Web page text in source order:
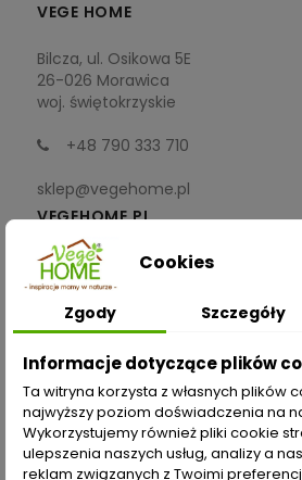
VEGE HOME
Bilcza, ul. Osikowa 5E
26-026 Morawica
woj. świętokrzyskie
+48 790 333 710
sklep@vegehome.pl
VEGEHOME.PL
INFORMACJE
ZAKUPY
Moje konto
Opcje dostawy
Metody płatności
Cookies
Zgody Szczegóły
Informacje dotyczące plików
Ta witryna korzysta z własnych plików
najwyższy poziom doświadczenia na
Wykorzystujemy również pliki cookie
ulepszenia naszych usług, analizy a
reklam związanych z Twoimi